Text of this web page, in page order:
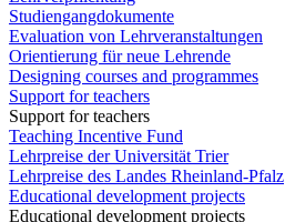
Studiengangdokumente
Evaluation von Lehrveranstaltungen
Orientierung für neue Lehrende
Designing courses and programmes
Support for teachers
Support for teachers
Teaching Incentive Fund
Lehrpreise der Universität Trier
Lehrpreise des Landes Rheinland-Pfalz
Educational development projects
Educational development projects